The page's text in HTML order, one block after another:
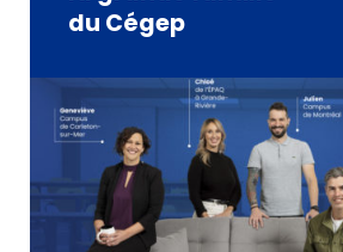
du Cégep